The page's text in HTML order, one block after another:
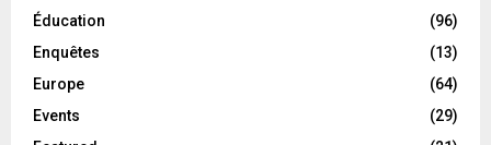
Éducation
(96)
Enquêtes
(13)
Europe
(64)
Events
(29)